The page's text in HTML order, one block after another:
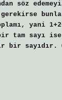
söz
gerekirse
yani
tam sayı
sayıdır.